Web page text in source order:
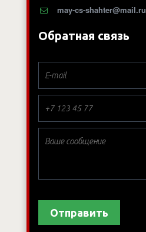
may-cs-shahter@mail.ru
Обратная связь
Отправить